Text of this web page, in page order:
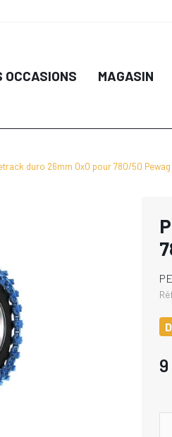
OCCASIONS MAGASIN
duro 26mm 0x0 pour 780/50 Pewag